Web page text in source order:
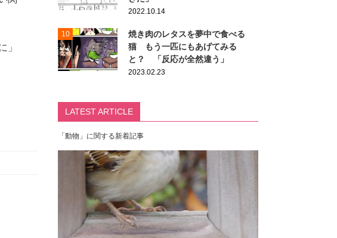
」
2022.10.14
10
焼き肉のレタスを夢中で食べる
猫 もう一匹にもあげてみる
と？ 「反応が全然違う」
2023.02.23
LATEST ARTICLE
「動物」に関する新着記事